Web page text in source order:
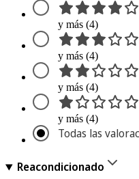
y más (4)
y más (4)
y más (4)
y más (4)
Todas las
Reacondicionado